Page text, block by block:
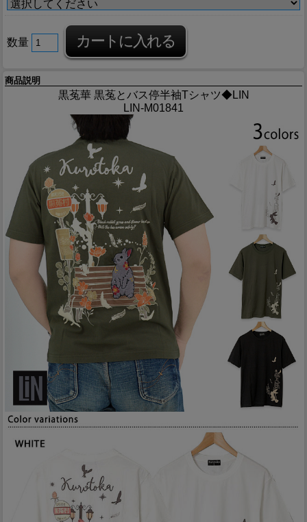
数量
商品説明
黒菟華 黒菟とバス停半袖Tシャツ◆LIN
LIN-M01841